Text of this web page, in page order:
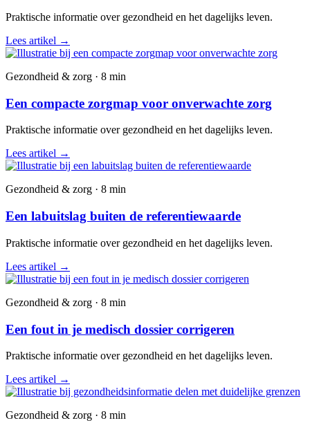
Praktische informatie over gezondheid en het dagelijks leven.
Lees artikel →
Gezondheid & zorg · 8 min
Een compacte zorgmap voor onverwachte zorg
Praktische informatie over gezondheid en het dagelijks leven.
Lees artikel →
Gezondheid & zorg · 8 min
Een labuitslag buiten de referentiewaarde
Praktische informatie over gezondheid en het dagelijks leven.
Lees artikel →
Gezondheid & zorg · 8 min
Een fout in je medisch dossier corrigeren
Praktische informatie over gezondheid en het dagelijks leven.
Lees artikel →
Gezondheid & zorg · 8 min